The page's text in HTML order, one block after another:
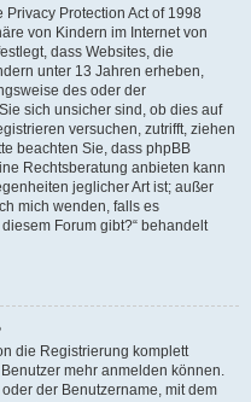
Protection Act of 1998
von Kindern im Internet von
dass Websites, die
unter 13 Jahren erheben,
des oder der
sich unsicher sind, ob dies auf
versuchen, zutrifft, ziehen
beachten Sie, dass phpBB
Rechtsberatung anbieten kann
jeglicher Art ist; außer
mich wenden, falls es
Forum gibt?“ behandelt
die Registrierung komplett
mehr anmelden können.
der Benutzername, mit dem